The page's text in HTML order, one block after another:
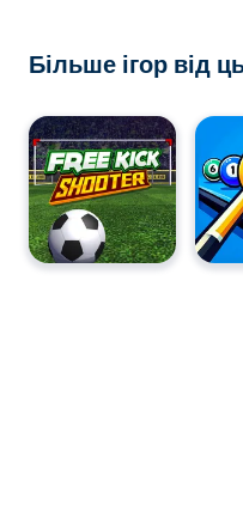
Більше ігор від